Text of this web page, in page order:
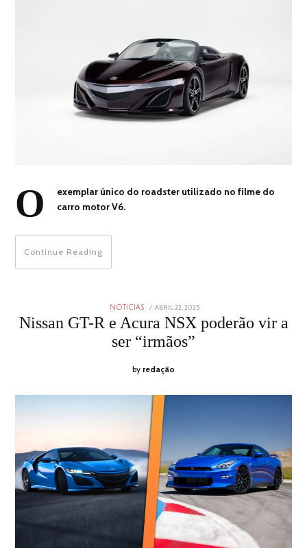
O
exemplar único do roadster utilizado no filme do
carro motor V6.
Continue Reading
NOTICIAS
POSTED
ABRIL 22, 2025ABRIL
2025
Nissan GT-R e Acura NSX poderão vir a
ser “irmãos”
by redação